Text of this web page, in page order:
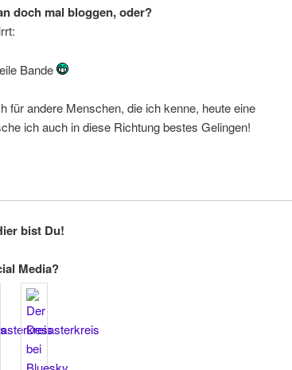
doch mal bloggen, oder?
Bande
für andere Menschen, die ich kenne, heute eine
ich auch in diese Richtung bestes Gelingen!
bist Du!
Media?